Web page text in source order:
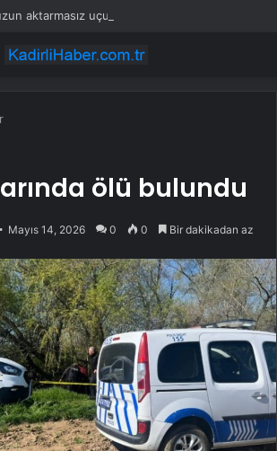
ölü bulundu
Mayıs 14, 2026 0 0 Bir dakikadan az